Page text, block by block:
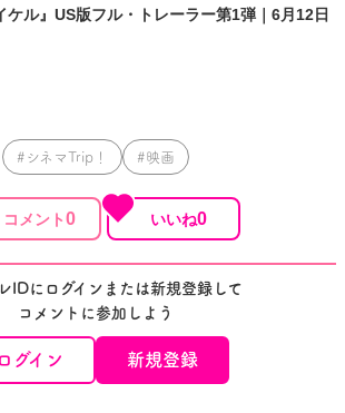
ル』US版フル・トレーラー第1弾｜6月12日
#シネマTrip！ #映画
0 0
IDにログインまたは新規登録して
コメントに参加しよう
ログイン 新規登録